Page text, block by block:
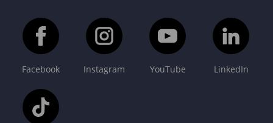
Facebook Instagram YouTube LinkedIn